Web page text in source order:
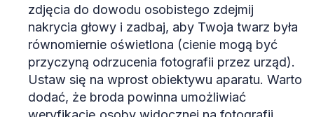
zdjęcia do dowodu osobistego zdejmij
nakrycia głowy i zadbaj, aby Twoja twarz była
równomiernie oświetlona (cienie mogą być
przyczyną odrzucenia fotografii przez urząd).
Ustaw się na wprost obiektywu aparatu. Warto
dodać, że broda powinna umożliwiać